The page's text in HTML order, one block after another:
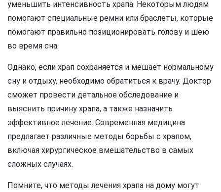
уменьшить интенсивность храпа. Некоторым людям
помогают специальные ремни или браслеты, которые
помогают правильно позиционировать голову и шею
во время сна.
Однако, если храп сохраняется и мешает нормальному
сну и отдыху, необходимо обратиться к врачу. Доктор
сможет провести детальное обследование и
выяснить причину храпа, а также назначить
эффективное лечение. Современная медицина
предлагает различные методы борьбы с храпом,
включая хирургическое вмешательство в самых
сложных случаях.
Помните, что методы лечения храпа на дому могут